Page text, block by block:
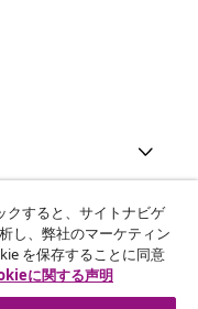
クすると、サイトナビゲ
し、弊社のマーケティン
を保存することに同意
に関する声明